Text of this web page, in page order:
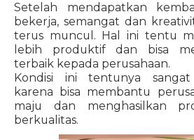
Setelah mendapatkan
bekerja, semangat dan
terus muncul. Hal ini tentu
lebih produktif dan bisa
terbaik kepada perusahaan.
Kondisi ini tentunya
karena bisa membantu
maju dan menghasilkan
berkualitas.